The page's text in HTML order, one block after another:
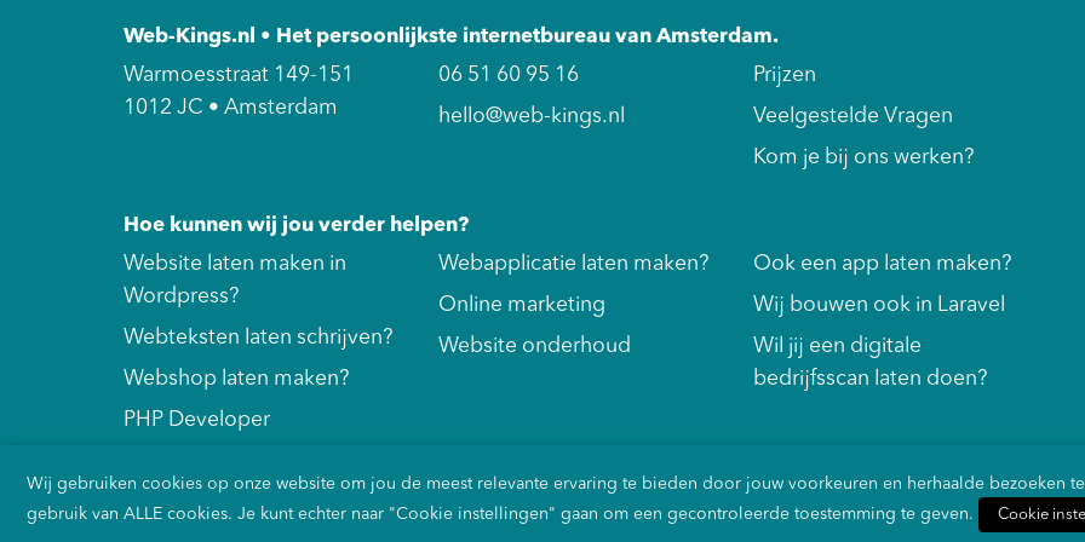
Web-Kings.nl • Het persoonlijkste internetbureau van Amsterdam.
Warmoesstraat 149-151
1012 JC • Amsterdam
06 51 60 95 16
hello@web-kings.nl
Prijzen
Veelgestelde Vragen
Kom je bij ons werken?
Hoe kunnen wij jou verder helpen?
Website laten maken in
Wordpress?
Webteksten laten schrijven?
Webshop laten maken?
PHP Developer
Webapplicatie laten maken?
Online marketing
Website onderhoud
Ook een app laten maken?
Wij bouwen ook in Laravel
Wil jij een digitale
bedrijfsscan laten doen?
Onze Algemene Voorwaarden Privacybeleid Cookie Policy Sitemap
Wij gebruiken cookies op onze website om jou de meest relevante ervaring te bieden door jouw voorkeuren en herhaalde bezoeken
gebruik van ALLE cookies. Je kunt echter naar "Cookie instellingen" gaan om een gecontroleerde toestemming te geven.
Cookie